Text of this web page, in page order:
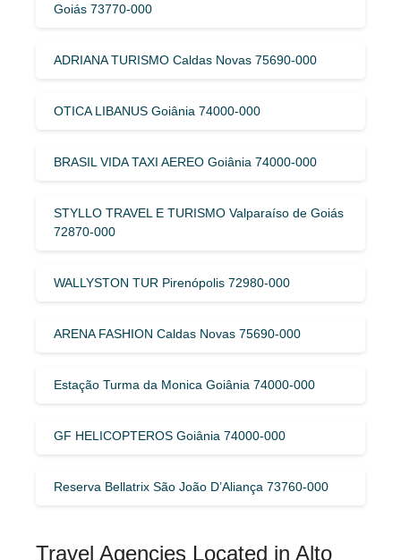
Goiás 73770-000
ADRIANA TURISMO Caldas Novas 75690-000
OTICA LIBANUS Goiânia 74000-000
BRASIL VIDA TAXI AEREO Goiânia 74000-000
STYLLO TRAVEL E TURISMO Valparaíso de Goiás
72870-000
WALLYSTON TUR Pirenópolis 72980-000
ARENA FASHION Caldas Novas 75690-000
Estação Turma da Monica Goiânia 74000-000
GF HELICOPTEROS Goiânia 74000-000
Reserva Bellatrix São João D’Aliança 73760-000
Travel Agencies Located in Alto